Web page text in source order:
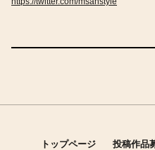
トップページ 投稿作品